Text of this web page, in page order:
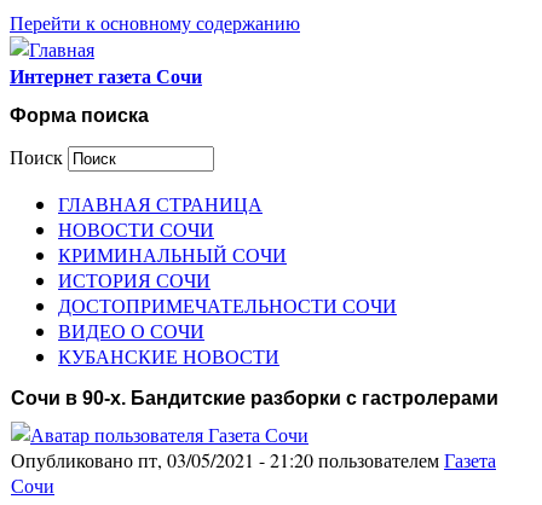
Перейти к основному содержанию
Интернет газета Сочи
Форма поиска
Поиск
ГЛАВНАЯ СТРАНИЦА
НОВОСТИ СОЧИ
КРИМИНАЛЬНЫЙ СОЧИ
ИСТОРИЯ СОЧИ
ДОСТОПРИМЕЧАТЕЛЬНОСТИ СОЧИ
ВИДЕО О СОЧИ
КУБАНСКИЕ НОВОСТИ
Сочи в 90-х. Бандитские разборки с гастролерами
Опубликовано пт, 03/05/2021 - 21:20 пользователемГазета
Сочи